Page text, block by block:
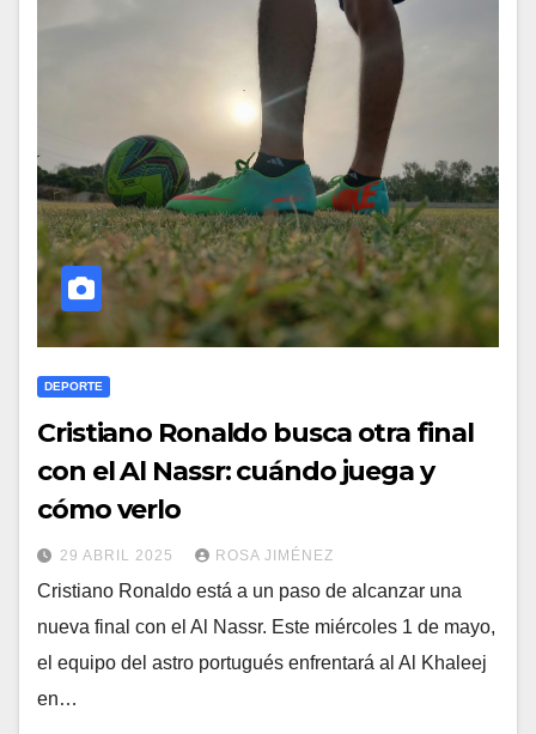
DEPORTE
Cristiano Ronaldo busca otra final
con el Al Nassr: cuándo juega y
cómo verlo
29 ABRIL 2025 ROSA JIMÉNEZ
Cristiano Ronaldo está a un paso de alcanzar una
nueva final con el Al Nassr. Este miércoles 1 de mayo,
el equipo del astro portugués enfrentará al Al Khaleej
en…